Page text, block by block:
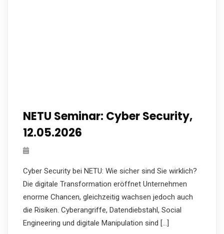
NETU Seminar: Cyber Security,
12.05.2026
Cyber Security bei NETU: Wie sicher sind Sie wirklich?
Die digitale Transformation eröffnet Unternehmen
enorme Chancen, gleichzeitig wachsen jedoch auch
die Risiken. Cyberangriffe, Datendiebstahl, Social
Engineering und digitale Manipulation sind […]